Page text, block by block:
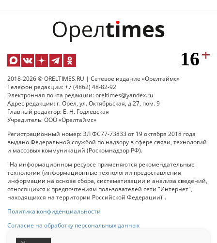
2018-2026 © ORELTIMES.RU | Сетевое издание «Орелтаймс»
Телефон редакции: +7 (4862) 48-82-92
Электронная почта редакции: oreltimes@yandex.ru
Адрес редакции: г. Орел, ул. Октябрьская, д.27, пом. 9
Главный редактор: Е. Н. Годлевская
Учредитель: ООО «Орелтаймс»
Регистрационный номер: ЭЛ ФС77-73833 от 19 октября 2018 года
выдано Федеральной службой по надзору в сфере связи, технологий
и массовых коммуникаций (Роскомнадзор РФ).
"На информационном ресурсе применяются рекомендательные
технологии (информационные технологии предоставления
информации на основе сбора, систематизации и анализа сведений,
относящихся к предпочтениям пользователей сети "Интернет",
находящихся на территории Российской Федерации)".
Политика конфиденциальности
Согласие на обработку персональных данных